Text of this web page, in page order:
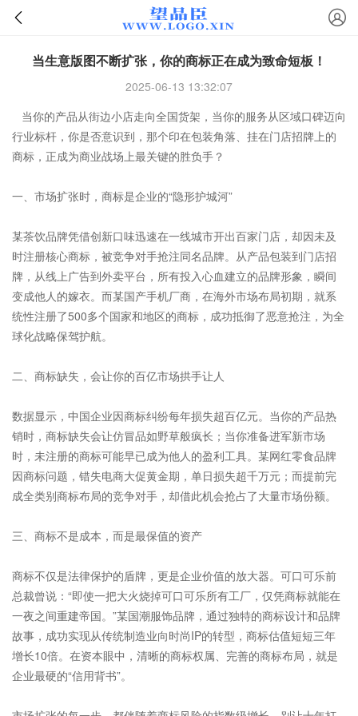
当生意版图不断扩张，你的商标正在成为致命短板！
2025-06-13 13:32:07
当你的产品从街边小店走向全国货架，当你的服务从区域口碑迈向
行业标杆，你是否意识到，那个印在包装角落、挂在门店招牌上的
商标 ，正成为商业战场上最关键的胜负手？
一、市场扩张时， 商标是企业的“隐形护城河”
某茶饮品牌凭借创新口味迅速在一线城市开出百家门店，却因未及
时注册核心商标，被竞争对手抢注同名品牌。从产品包装到门店招
牌，从线上广告到外卖平台，所有投入心血建立的品牌形象，瞬间
变成他人的嫁衣。而某国产手机厂商，在海外市场布局初期，就系
统性注册了500多个国家和地区的商标，成功抵御了恶意抢注，为全
球化战略保驾护航。
二、商标缺失，会让你的百亿市场拱手让人
数据显示，中国企业因商标纠纷每年损失超百亿元。当你的产品热
销时，商标缺失会让仿冒品如野草般疯长；当你准备进军新市场
时，未注册的商标可能早已成为他人的盈利工具。某网红零食品牌
因商标问题，错失电商大促黄金期，单日损失超千万元；而提前完
成全类别商标布局的竞争对手，却借此机会抢占了大量市场份额。
三、商标不是成本，而是最保值的资产
商标不仅是法律保护的盾牌，更是企业价值的放大器。可口可乐前
总裁曾说：“即使一把大火烧掉可口可乐所有工厂，仅凭商标就能在
一夜之间重建帝国。”某国潮服饰品牌，通过独特的商标设计和品牌
故事，成功实现从传统制造业向时尚IP的转型，商标估值短短三年
增长10倍。在资本眼中，清晰的商标权属、完善的商标布局，就是
企业最硬的“信用背书”。